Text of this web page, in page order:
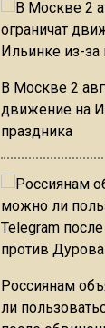
В Москве 2
движение на
праздника
Россиянам
ли